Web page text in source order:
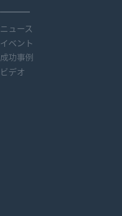
ニュース
イベント
成功事例
ビデオ